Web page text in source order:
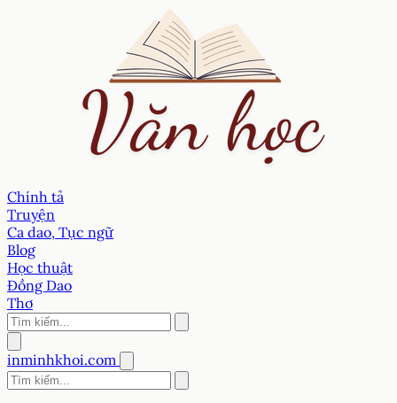
Chính tả
Truyện
Ca dao, Tục ngữ
Blog
Học thuật
Đồng Dao
Thơ
inminhkhoi.com